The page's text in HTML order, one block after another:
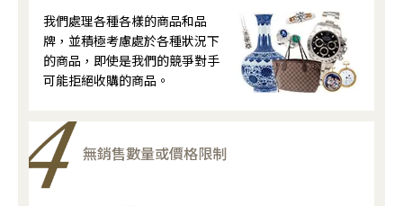
我們處理各種各樣的商品和品
牌，並積極考慮處於各種狀況下
的商品，即使是我們的競爭對手
可能拒絕收購的商品。
無銷售數量或價格限制